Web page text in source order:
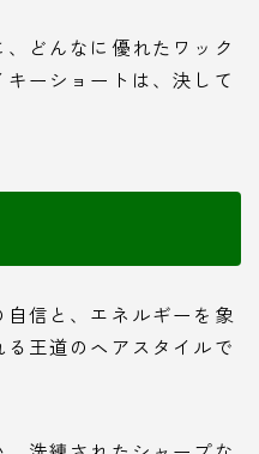
どんなに優れたワック
ーショートは、決して
信と、エネルギーを象
王道のヘアスタイルで